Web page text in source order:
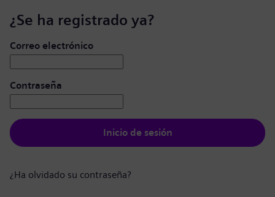
¿Se ha registrado ya?
Iniciar de sesión: usuario y contraseña
Correo electrónico
Contraseña
Inicio de sesión
¿Ha olvidado su contraseña?